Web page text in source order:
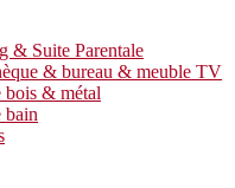
& Suite Parentale
& bureau & meuble TV
bois & métal
bain